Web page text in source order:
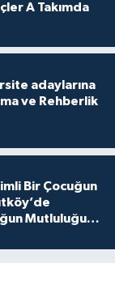
A Takımda
adaylarına
ve Rehberlik
Bir Çocuğun
Mutluluğu